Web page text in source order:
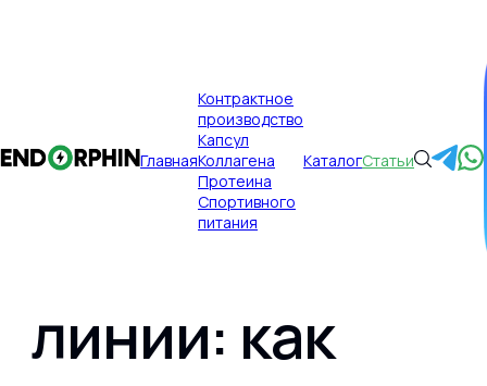
Главная
Контрактное
производство
Капсул
Коллагена
Протеина
Спортивного
питания
КаталогСтатьи
Главная
Публикации
Гибкие
линии: как